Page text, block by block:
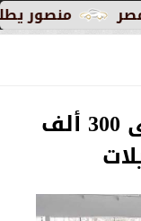
منصور يطلق MG RX9 PHEV الجديدة كليًا في السوق المصري كأول سيارة Plug-in Hybrid من العلامة
سعر هامر H1 يصل إلى 300 ألف